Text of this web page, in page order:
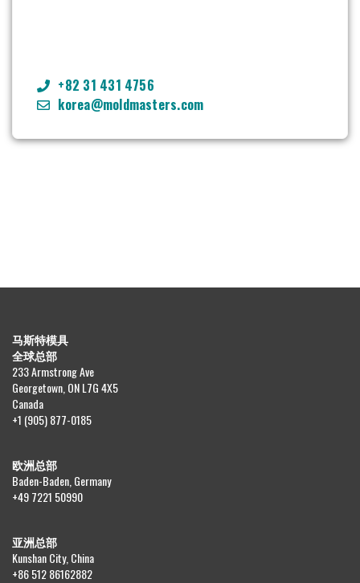
+82 31 431 4756
korea@moldmasters.com
马斯特模具
全球总部
233 Armstrong Ave
Georgetown, ON L7G 4X5
Canada
+1 (905) 877-0185
欧洲总部
Baden-Baden, Germany
+49 7221 50990
亚洲总部
Kunshan City, China
+86 512 86162882